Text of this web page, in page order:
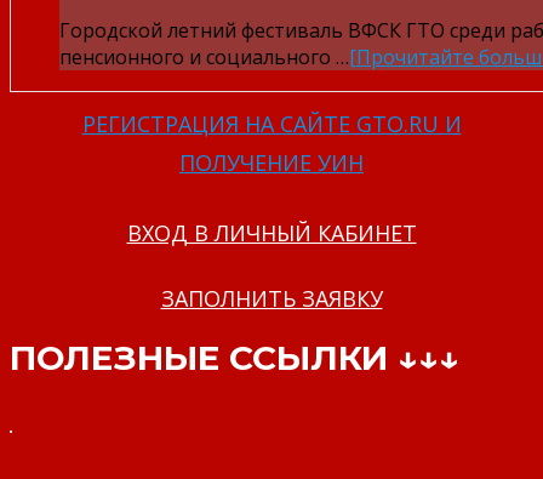
Городской летний фестиваль ВФСК ГТО среди
пенсионного и социального …[Прочитайте
РЕГИСТРАЦИЯ НА САЙТЕ GTO.RU И
ПОЛУЧЕНИЕ УИН
ВХОД В ЛИЧНЫЙ КАБИНЕТ
ЗАПОЛНИТЬ ЗАЯВКУ
ПОЛЕЗНЫЕ ССЫЛКИ ↓↓↓